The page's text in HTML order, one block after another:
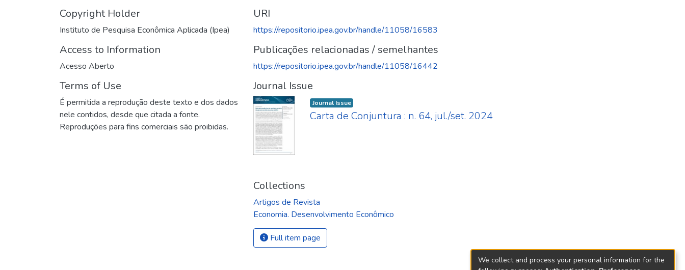
Copyright Holder
Instituto de Pesquisa Econômica Aplicada (Ipea)
Access to Information
Acesso Aberto
Terms of Use
É permitida a reprodução deste texto e dos dados
nele contidos, desde que citada a fonte.
Reproduções para fins comerciais são proibidas.
URI
https://repositorio.ipea.gov.br/handle/11058/16583
Publicações relacionadas / semelhantes
https://repositorio.ipea.gov.br/handle/11058/16442
Journal Issue
Journal Issue
Carta de Conjuntura : n. 64, jul./set. 2024
Collections
Artigos de Revista
Economia. Desenvolvimento Econômico
Full item page
We collect and process your personal information for the